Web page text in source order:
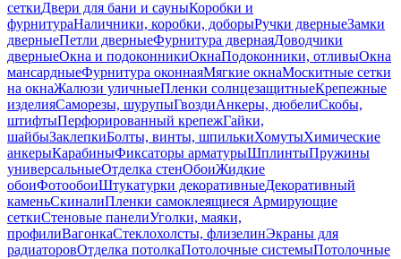
сеткиДвери для бани и сауныКоробки и
фурнитураНаличники, коробки, доборыРучки дверныеЗамки
дверныеПетли дверныеФурнитура двернаяДоводчики
дверныеОкна и подоконникиОкнаПодоконники, отливыОкна
мансардныеФурнитура оконнаяМягкие окнаМоскитные сетки
на окнаЖалюзи уличныеПленки солнцезащитныеКрепежные
изделияСаморезы, шурупыГвоздиАнкеры, дюбелиСкобы,
штифтыПерфорированный крепежГайки,
шайбыЗаклепкиБолты, винты, шпилькиХомутыХимические
анкерыКарабиныФиксаторы арматурыШплинтыПружины
универсальныеОтделка стенОбоиЖидкие
обоиФотообоиШтукатурки декоративныеДекоративный
каменьСкиналиПленки самоклеящиеся Армирующие
сеткиСтеновые панелиУголки, маяки,
профилиВагонкаСтеклохолсты, флизелинЭкраны для
радиаторовОтделка потолкаПотолочные системыПотолочные